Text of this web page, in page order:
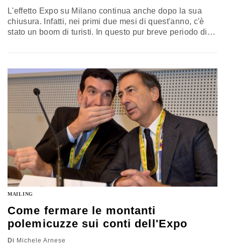
L'effetto Expo su Milano continua anche dopo la sua
chiusura. Infatti, nei primi due mesi di quest'anno, c'è
stato un boom di turisti. In questo pur breve periodo di
canta, quindi. Le stanze…
MAILING
Come fermare le montanti
polemicuzze sui conti dell'Expo
Di Michele Arnese